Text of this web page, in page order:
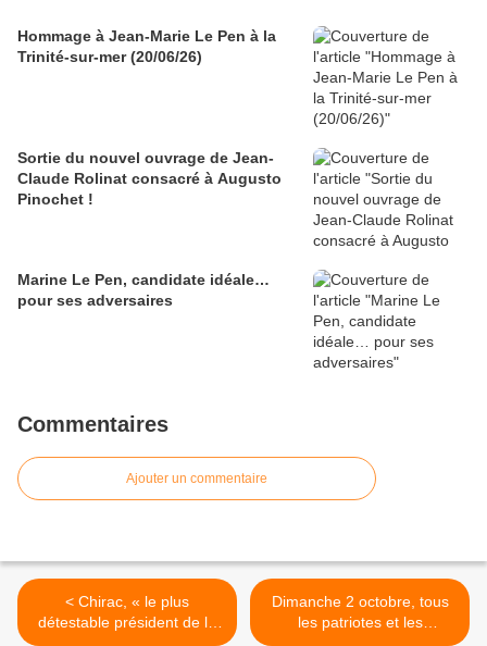
Hommage à Jean-Marie Le Pen à la
Trinité-sur-mer (20/06/26)
Sortie du nouvel ouvrage de Jean-
Claude Rolinat consacré à Augusto
Pinochet !
Marine Le Pen, candidate idéale…
pour ses adversaires
Commentaires
Ajouter un commentaire
< Chirac, « le plus
détestable président de la
Dimanche 2 octobre, tous
les patriotes et les